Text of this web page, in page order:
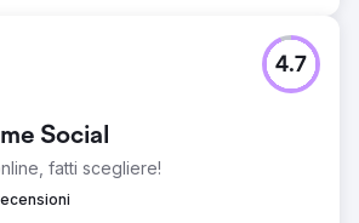
Social
fatti scegliere!
4.7